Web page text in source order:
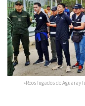
»Reos fugados de